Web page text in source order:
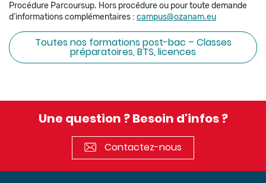
Procédure Parcoursup. Hors procédure ou pour toute demande
d’informations complémentaires : campus@ozanam.eu
Toutes nos formations post-bac – Classes
préparatoires, BTS, licences
Une question ? Besoin d'infos ?
Contactez-nous